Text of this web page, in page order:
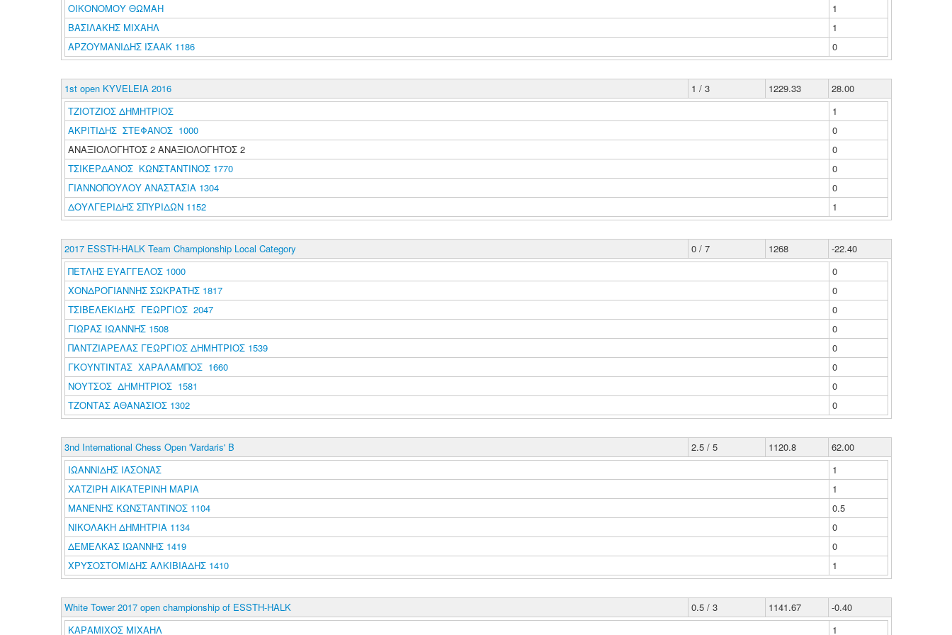
ΟΙΚΟΝΟΜΟΥ ΘΩΜΑΗ
1
ΒΑΣΙΛΑΚΗΣ ΜΙΧΑΗΛ
1
ΑΡΖΟΥΜΑΝΙΔΗΣ ΙΣΑΑΚ 1186
0
1st open KYVELEIA 2016 1 / 3 1229.33
28.00
ΤΖΙΟΤΖΙΟΣ ΔΗΜΗΤΡΙΟΣ
1
ΑΚΡΙΤΙΔΗΣ ΣΤΕΦΑΝΟΣ 1000
0
ΑΝΑΞΙΟΛΟΓΗΤΟΣ 2 ΑΝΑΞΙΟΛΟΓΗΤΟΣ 2
0
ΤΣΙΚΕΡΔΑΝΟΣ ΚΩΝΣΤΑΝΤΙΝΟΣ 1770
0
ΓΙΑΝΝΟΠΟΥΛΟΥ ΑΝΑΣΤΑΣΙΑ 1304
0
ΔΟΥΛΓΕΡΙΔΗΣ ΣΠΥΡΙΔΩΝ 1152
1
2017 ESSTH-HALK Team Championship Local Category 0 / 7 1268
-22.40
ΠΕΤΛΗΣ ΕΥΑΓΓΕΛΟΣ 1000
0
ΧΟΝΔΡΟΓΙΑΝΝΗΣ ΣΩΚΡΑΤΗΣ 1817
0
ΤΣΙΒΕΛΕΚΙΔΗΣ ΓΕΩΡΓΙΟΣ 2047
0
ΓΙΩΡΑΣ ΙΩΑΝΝΗΣ 1508
0
ΠΑΝΤΖΙΑΡΕΛΑΣ ΓΕΩΡΓΙΟΣ ΔΗΜΗΤΡΙΟΣ 1539
0
ΓΚΟΥΝΤΙΝΤΑΣ ΧΑΡΑΛΑΜΠΟΣ 1660
0
ΝΟΥΤΣΟΣ ΔΗΜΗΤΡΙΟΣ 1581
0
ΤΖΟΝΤΑΣ ΑΘΑΝΑΣΙΟΣ 1302
0
3nd International Chess Open 'Vardaris' B 2.5 / 5 1120.8
62.00
ΙΩΑΝΝΙΔΗΣ ΙΑΣΟΝΑΣ
1
ΧΑΤΖΙΡΗ ΑΙΚΑΤΕΡΙΝΗ ΜΑΡΙΑ
1
ΜΑΝΕΝΗΣ ΚΩΝΣΤΑΝΤΙΝΟΣ 1104
0.5
ΝΙΚΟΛΑΚΗ ΔΗΜΗΤΡΙΑ 1134
0
ΔΕΜΕΛΚΑΣ ΙΩΑΝΝΗΣ 1419
0
ΧΡΥΣΟΣΤΟΜΙΔΗΣ ΑΛΚΙΒΙΑΔΗΣ 1410
1
White Tower 2017 open championship of ESSTH-HALK 0.5 / 3 1141.67
-0.40
ΚΑΡΑΜΙΧΟΣ ΜΙΧΑΗΛ
1